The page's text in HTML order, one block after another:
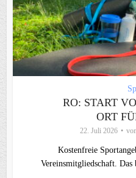
RO: START
ORT
22. Juli 2026 von
Kostenfreie
Vereinsmitgliedschaft. Das